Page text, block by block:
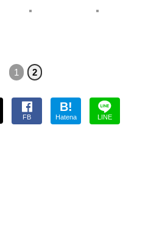
1 2
FB
B!
Hatena LINE